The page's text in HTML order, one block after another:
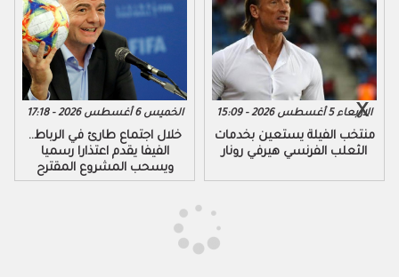
الخميس 6 أغسطس 2026 - 17:18
خلال اجتماع طارئ في الرباط..
الفيفا يقدم اعتذارا رسميا
ويسحب المشروع المقترح
الاربعاء 5 أغسطس 2026 - 15:09
منتخب الفيلة يستعين بخدمات
الثعلب الفرنسي هيرفي رونار